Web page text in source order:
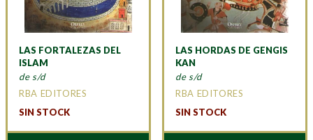
LAS FORTALEZAS DEL
ISLAM
de s/d
RBA EDITORES
SIN STOCK
LAS HORDAS DE GENGIS
KAN
de s/d
RBA EDITORES
SIN STOCK